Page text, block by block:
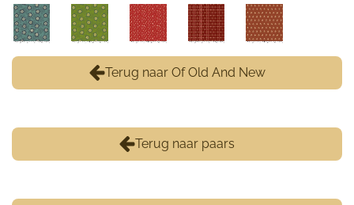
Terug naar Of Old And New
Terug naar paars